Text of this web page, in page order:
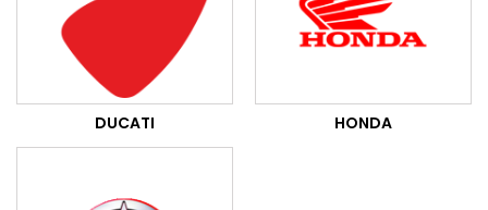
DUCATI HONDA